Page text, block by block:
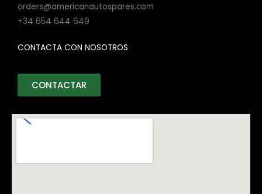
orders@americanautospares.com
+34 654 644 649
CONTACTA CON NOSOTROS
CONTACTAR